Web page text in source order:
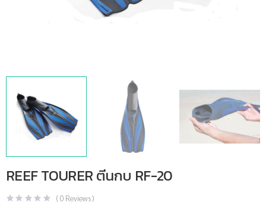
REEF TOURER ตีนกบ RF-20
(0 Reviews )